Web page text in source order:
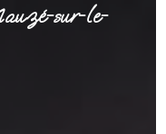
sur-le-